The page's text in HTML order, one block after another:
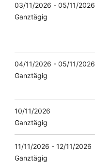
03/11/2026 - 05/11/2026
Ganztägig
04/11/2026 - 05/11/2026
Ganztägig
10/11/2026
Ganztägig
11/11/2026 - 12/11/2026
Ganztägig